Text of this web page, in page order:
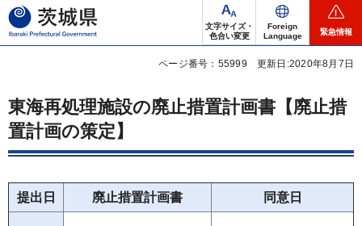
茨城県
文字サイズ・
色合い変更
Foreign
Language
緊急情報
ページ番号：55999 更新日:2020年8月7日
東海再処理施設の廃止措置計画書【廃止措
置計画の策定】
提出日 廃止措置計画書 同意日